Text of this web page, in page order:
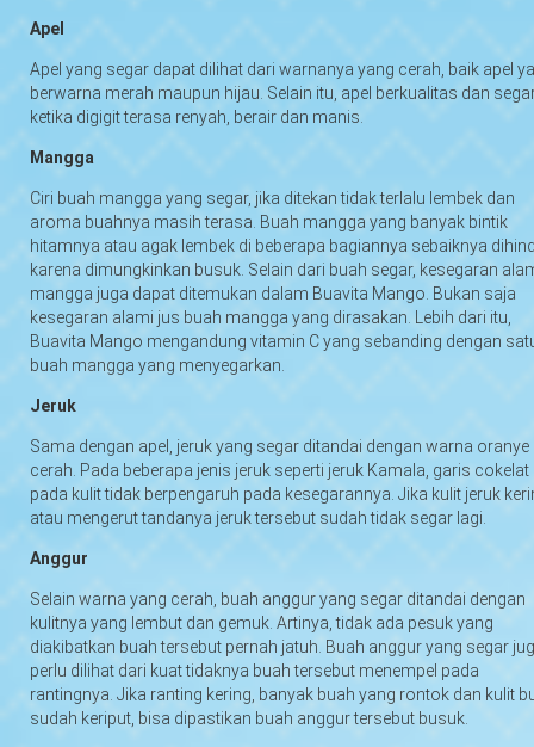
Apel
Apel yang segar dapat dilihat dari warnanya yang cerah, baik apel
berwarna merah maupun hijau. Selain itu, apel berkualitas dan
ketika digigit terasa renyah, berair dan manis.
Mangga
Ciri buah mangga yang segar, jika ditekan tidak terlalu lembek dan
aroma buahnya masih terasa. Buah mangga yang banyak bintik
hitamnya atau agak lembek di beberapa bagiannya sebaiknya
karena dimungkinkan busuk. Selain dari buah segar, kesegaran
mangga juga dapat ditemukan dalam Buavita Mango. Bukan saja
kesegaran alami jus buah mangga yang dirasakan. Lebih dari itu,
Buavita Mango mengandung vitamin C yang sebanding dengan
buah mangga yang menyegarkan.
Jeruk
Sama dengan apel, jeruk yang segar ditandai dengan warna oranye
cerah. Pada beberapa jenis jeruk seperti jeruk Kamala, garis cokelat
pada kulit tidak berpengaruh pada kesegarannya. Jika kulit jeruk
atau mengerut tandanya jeruk tersebut sudah tidak segar lagi.
Anggur
Selain warna yang cerah, buah anggur yang segar ditandai dengan
kulitnya yang lembut dan gemuk. Artinya, tidak ada pesuk yang
diakibatkan buah tersebut pernah jatuh. Buah anggur yang segar
perlu dilihat dari kuat tidaknya buah tersebut menempel pada
rantingnya. Jika ranting kering, banyak buah yang rontok dan kulit
sudah keriput, bisa dipastikan buah anggur tersebut busuk.